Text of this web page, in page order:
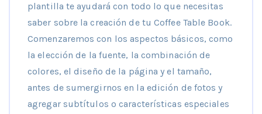
plantilla te ayudará con todo lo que necesitas
saber sobre la creación de tu Coffee Table Book.
Comenzaremos con los aspectos básicos, como
la elección de la fuente, la combinación de
colores, el diseño de la página y el tamaño,
antes de sumergirnos en la edición de fotos y
agregar subtítulos o características especiales